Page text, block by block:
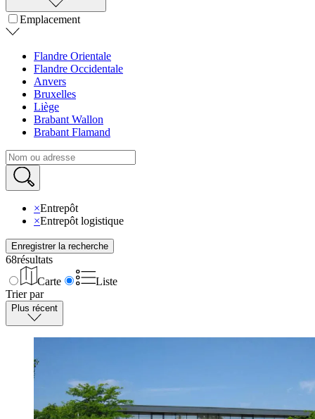
Emplacement
Flandre Orientale
Flandre Occidentale
Anvers
Bruxelles
Liège
Brabant Wallon
Brabant Flamand
×Entrepôt
×Entrepôt logistique
Enregistrer la recherche
68résultats
Carte
Liste
Trier par
Plus récent